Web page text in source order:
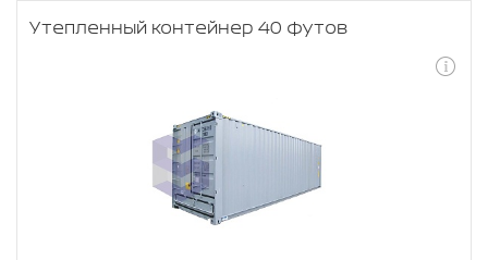
Утепленный контейнер 40 футов